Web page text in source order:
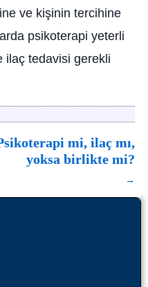
ve kişinin tercihine
psikoterapi yeterli
ilaç tedavisi gerekli
mi, ilaç mı,
yoksa birlikte mi?
→